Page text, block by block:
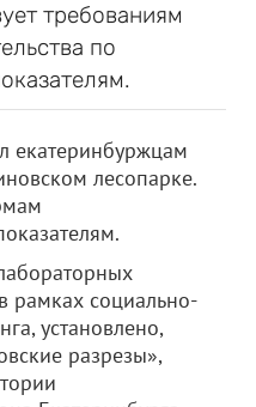
требованиям
по
екатеринбуржцам
лесопарке.
рамках социально-
установлено,
разрезы»,